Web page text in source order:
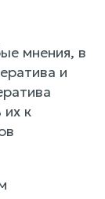
мнения, в
и
к